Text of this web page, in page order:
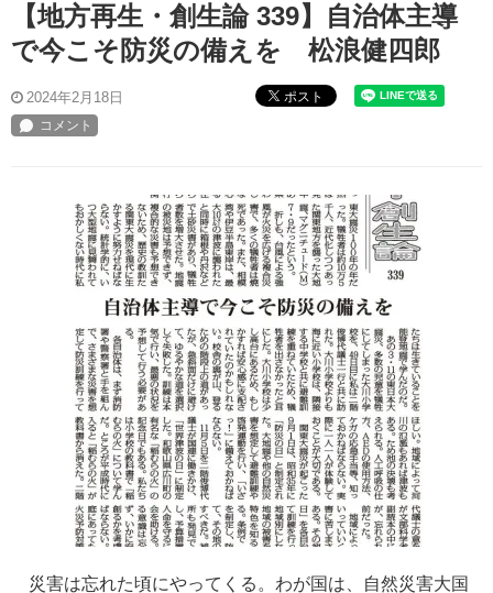
【地方再生・創生論 339】自治体主導
で今こそ防災の備えを 松浪健四郎
2024年2月18日 ポスト
災害は忘れた頃にやってくる。わが国は、自然災害大国